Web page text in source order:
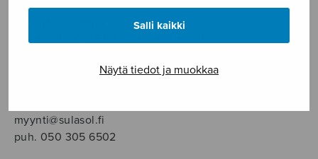
Salli kaikki
Näytä tiedot ja muokkaa
ma–pe klo 10–16 tai sopimuksen mukaan
Tallberginkatu 1 B, 1,5 krs.
myynti@sulasol.fi
puh. 050 305 6502